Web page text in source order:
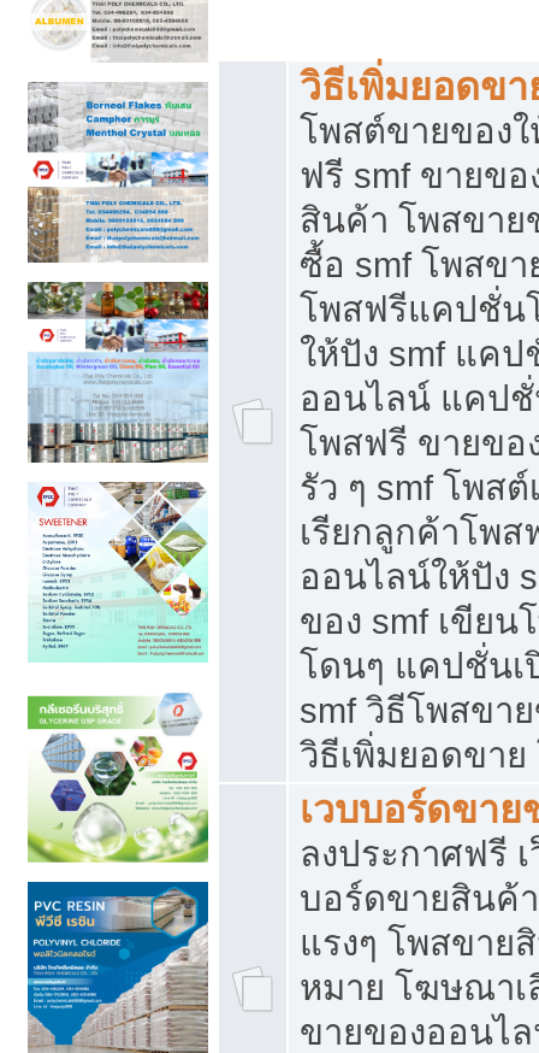
วิธีเพิ่มยอดข
โพสต์ขายของ
ฟรี smf ขายข
สินค้า โพสขาย
ซื้อ smf โพสข
โพสฟรีแคปชั่น
ให้ปัง smf แค
ออนไลน์ แคป
โพสฟรี ขายขอ
รัว ๆ smf โพส
เรียกลูกค้าโพส
ออนไลน์ให้ปัง
ของ smf เขียน
โดนๆ แคปชั่นเ
smf วิธีโพสขา
วิธีเพิ่มยอดขาย
เวบบอร์ดขา
ลงประกาศฟรี
บอร์ดขายสินค้
แรงๆ โพสขาย
หมาย โฆษณาเ
ขายของออนไ